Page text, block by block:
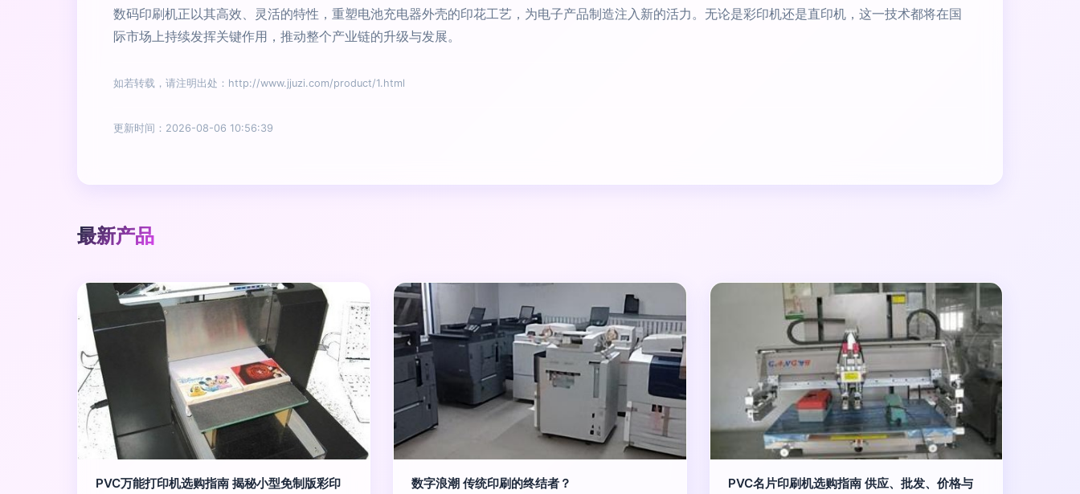
数码印刷机正以其高效、灵活的特性，重塑电池充电器外壳的印花工艺，为电子产品制造注入新的活力。无论是彩印机还是直印机，这一技术都将在国
际市场上持续发挥关键作用，推动整个产业链的升级与发展。
如若转载，请注明出处：http://www.jjuzi.com/product/1.html
更新时间：2026-08-06 10:56:39
最新产品
PVC万能打印机选购指南 揭秘小型免制版彩印
数字浪潮 传统印刷的终结者？
PVC名片印刷机选购指南 供应、批发、价格与